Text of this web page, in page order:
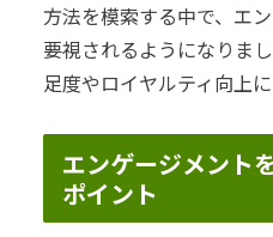
方法を模索する中で、エ
要視されるようになりま
足度やロイヤルティ向上
エンゲージメント
ポイント